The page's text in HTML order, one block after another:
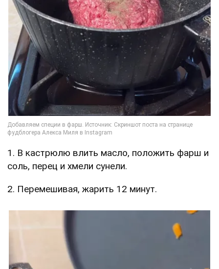
1. В кастрюлю влить масло, положить фарш и
соль, перец и хмели сунели.
2. Перемешивая, жарить 12 минут.